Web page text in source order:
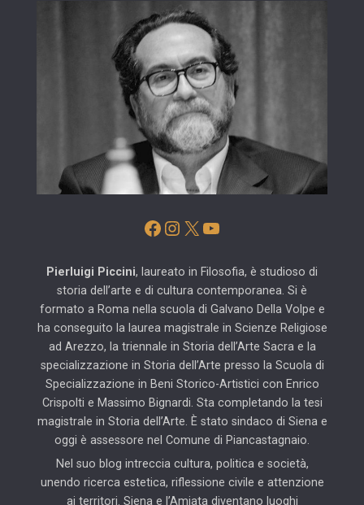
Facebook
Instagram
X YouTube
Pierluigi Piccini, laureato in Filosofia, è studioso di
storia dell’arte e di cultura contemporanea. Si è
formato a Roma nella scuola di Galvano Della Volpe e
ha conseguito la laurea magistrale in Scienze Religiose
ad Arezzo, la triennale in Storia dell’Arte Sacra e la
specializzazione in Storia dell’Arte presso la Scuola di
Specializzazione in Beni Storico-Artistici con Enrico
Crispolti e Massimo Bignardi. Sta completando la tesi
magistrale in Storia dell’Arte. È stato sindaco di Siena e
oggi è assessore nel Comune di Piancastagnaio.
Nel suo blog intreccia cultura, politica e società,
unendo ricerca estetica, riflessione civile e attenzione
ai territori. Siena e l’Amiata diventano luoghi